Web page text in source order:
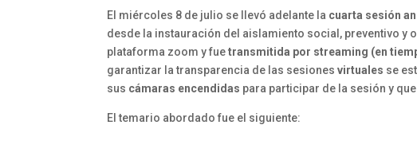
El miércoles 8 de julio se llevó adelante la cuarta sesión
desde la instauración del aislamiento social, preventivo y
plataforma zoom y fuetransmitida por streaming (en
garantizar la transparencia de las sesionesvirtuales se
sus cámaras encendidas para participar de la sesión y
El temario abordado fue el siguiente: